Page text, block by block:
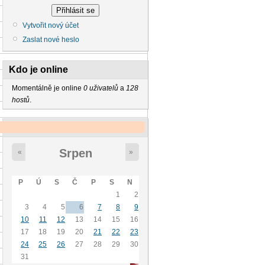
Vytvořit nový účet
Zaslat nové heslo
Kdo je online
Momentálně je online 0 uživatelů a 128
hostů.
« Srpen »
P Ú S Č P S
N
1
2
3
4 5 6 7 8
9
10
11 12 13 14 15
16
17
18 19 20 21 22
23
24
25 26 27 28 29
30
31